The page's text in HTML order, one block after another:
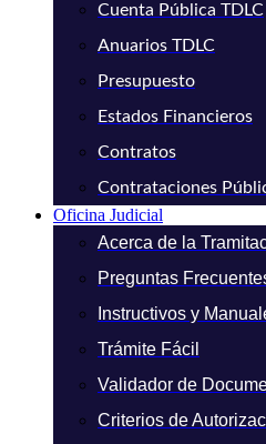
Cuenta Pública TDLC
Anuarios TDLC
Presupuesto
Estados Financieros
Contratos
Contrataciones
Oficina Judicial
Acerca de la
Preguntas
Instructivos y
Trámite Fácil
Validador de
Criterios de